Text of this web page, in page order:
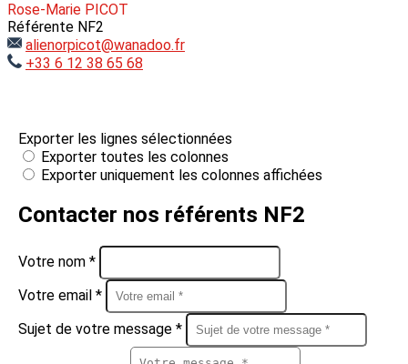
Rose-Marie PICOT
Référente NF2
alienorpicot@wanadoo.fr
+33 6 12 38 65 68